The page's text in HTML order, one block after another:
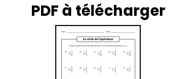
PDF à télécharger